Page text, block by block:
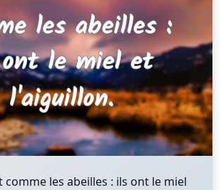
comme les abeilles : ils ont le miel